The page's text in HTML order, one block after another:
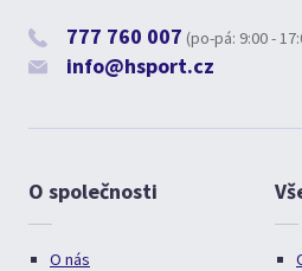
777 760 007 (po-pá: 9:00 -
info@hsport.cz
O společnosti
O nás